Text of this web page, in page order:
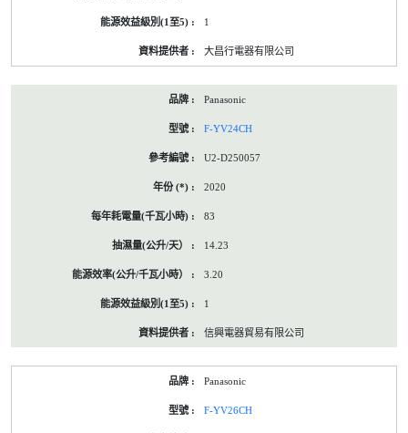
1
大昌行電器有限公司
Panasonic
F-YV24CH
U2-D250057
2020
83
14.23
3.20
1
信興電器貿易有限公司
Panasonic
F-YV26CH